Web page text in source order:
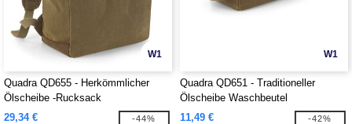
W1
Quadra QD655 - Herkömmlicher
Ölscheibe -Rucksack
29,34 €
-44%
W1
Quadra QD651 - Traditioneller
Ölscheibe Waschbeutel
11,49 €
-42%